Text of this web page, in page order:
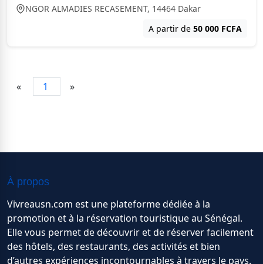
NGOR ALMADIES RECASEMENT, 14464 Dakar
A partir de
50 000 FCFA
« 1 »
À propos
Vivreausn.com est une plateforme dédiée à la
promotion et à la réservation touristique au Sénégal.
Elle vous permet de découvrir et de réserver facilement
des hôtels, des restaurants, des activités et bien
d’autres expériences incontournables à travers le pays.